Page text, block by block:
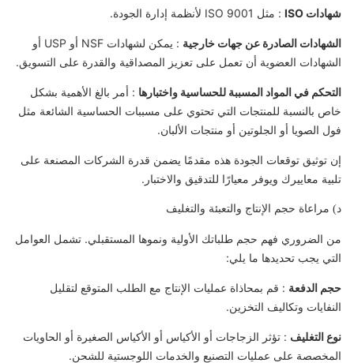
شهادات ISO : مثل ISO 9001 لأنظمة إدارة الجودة.
الشهادات الصادرة عن جهات خارجية
: يمكن لشهادات NSF أو USP أو
الشهادات العضوية أن تعمل على تعزيز المصداقية والقدرة على التسويق.
التحكم في المواد المسببة للحساسية واختبارها : أمر بالغ الأهمية بشكل
خاص بالنسبة للمنتجات التي تحتوي على مسببات الحساسية الشائعة مثل
فول الصويا أو الجلوتين أو منتجات الألبان.
إن توثيق توقعات الجودة هذه مقدمًا يضمن قدرة الشركات المصنعة على
تلبية معاييرك ويوفر معيارًا للتدقيق والاختبار.
د) مراعاة حجم الإنتاج والتعبئة والتغليف
من الضروري فهم حجم طلباتك الأولية ونموها المستقبلي. تشمل العوامل
التي يجب تحديدها ما يلي:
حجم الدفعة : قم بمحاذاة عمليات الإنتاج مع الطلب المتوقع لتقليل
النفايات وتكاليف التخزين.
نوع التغليف : تؤثر الزجاجات أو الأكياس أو الأكياس الصغيرة أو الحاويات
المخصصة على عمليات التصنيع والخدمات اللوجستية للشحن.